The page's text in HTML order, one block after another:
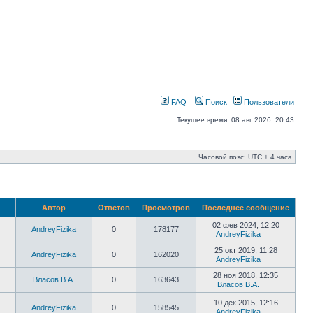
FAQ Поиск Пользователи
Текущее время: 08 авг 2026, 20:43
Часовой пояс: UTC + 4 часа
Автор Ответов Просмотров Последнее сообщение
AndreyFizika 0 178177
02 фев 2024, 12:20
AndreyFizika
AndreyFizika 0 162020
25 окт 2019, 11:28
AndreyFizika
Власов В.А. 0 163643
28 ноя 2018, 12:35
Власов В.А.
AndreyFizika 0 158545
10 дек 2015, 12:16